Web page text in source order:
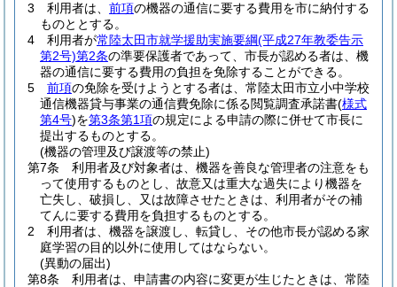
3
利用者は、 前項の機器の通信に要する費用を市に納付する
ものととする。
4
利用者が常陸太田市就学援助実施要綱(平成27年教委告示
第2号)第2条の準要保護者であって、市長が認める者は、機
器の通信に要する費用の負担を免除することができる。
5
前項の免除を受けようとする者は、常陸太田市立小中学校
通信機器貸与事業の通信費免除に係る閲覧調査承諾書(様式
第4号)を第3条第1項の規定による申請の際に併せて市長に
提出するものとする。
(機器の管理及び譲渡等の禁止)
第7条
利用者及び対象者は、機器を善良な管理者の注意をも
って使用するものとし、故意又は重大な過失により機器を
亡失し、破損し、又は故障させたときは、利用者がその補
てんに要する費用を負担するものとする。
2
利用者は、機器を譲渡し、転貸し、その他市長が認める家
庭学習の目的以外に使用してはならない。
(異動の届出)
第8条
利用者は、申請書の内容に変更が生じたときは、常陸